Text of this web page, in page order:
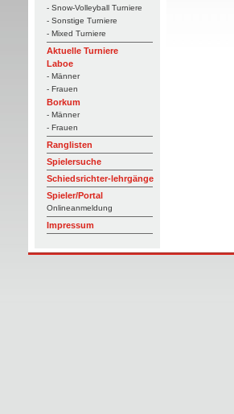
- Snow-Volleyball Turniere
- Sonstige Turniere
- Mixed Turniere
Aktuelle Turniere
Laboe
- Männer
- Frauen
Borkum
- Männer
- Frauen
Ranglisten
Spielersuche
Schiedsrichter-lehrgänge
Spieler/Portal
Onlineanmeldung
Impressum